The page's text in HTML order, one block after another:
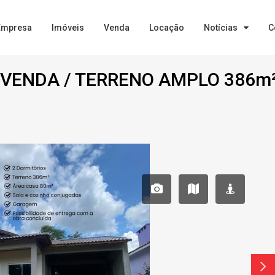
Imóveis Venda Locação Notícias
/ TERRENO AMPLO